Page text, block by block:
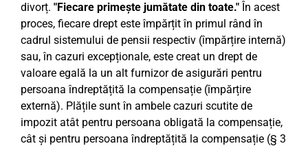
divorț. "Fiecare primește jumătate din toate." În acest
proces, fiecare drept este împărțit în primul rând în
cadrul sistemului de pensii respectiv (împărțire internă)
sau, în cazuri excepționale, este creat un drept de
valoare egală la un alt furnizor de asigurări pentru
persoana îndreptățită la compensație (împărțire
externă). Plățile sunt în ambele cazuri scutite de
impozit atât pentru persoana obligată la compensație,
cât și pentru persoana îndreptățită la compensație (§ 3